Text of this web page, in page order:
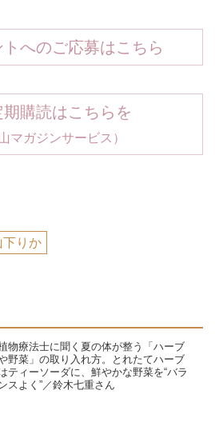
へのご応募はこちら
期購読はこちらを
マガジンサービス）
下りか
物療法士に聞く夏の体が整う「ハーブ
野菜」の取り入れ方。とれたてハーブ
ティーソーダに、鮮やかな野菜を“バラ
スよく”／鈴木七重さん